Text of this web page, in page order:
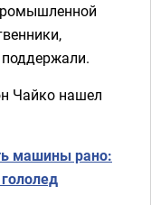
Чайко нашел
машины рано: